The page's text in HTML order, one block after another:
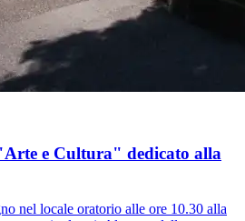
e Cultura" dedicato alla
nel locale oratorio alle ore 10.30 alla